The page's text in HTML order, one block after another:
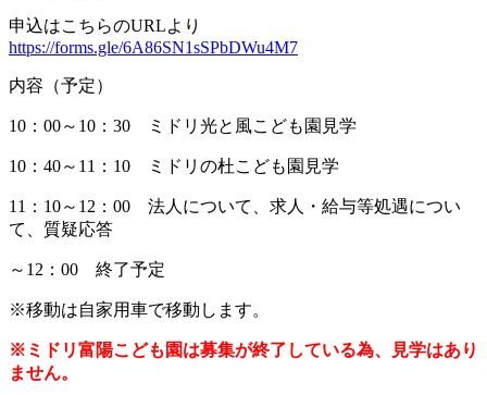
申込はこちらのURLより
https://forms.gle/6A86SN1sSPbDWu4M7
内容（予定）
10：00～10：30 ミドリ光と風こども園見学
10：40～11：10 ミドリの杜こども園見学
11：10～12：00 法人について、求人・給与等処遇につい
て、質疑応答
～12：00 終了予定
※移動は自家用車で移動します。
※ミドリ富陽こども園は募集が終了している為、見学はあり
ません。